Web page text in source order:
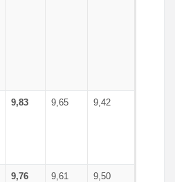
9,83 9,65 9,42
9,76 9,61 9,50